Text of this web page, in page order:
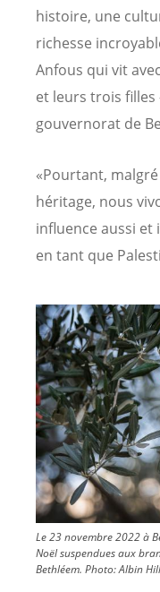
histoire, une
richesse
Anfous qui vit
et leurs trois filles
gouvernorat de
«Pourtant,
héritage, nous
influence aussi
en tant que
Image
Le 23 novembre 2022 à
Noël suspendues aux
Bethléem. Photo:Albin